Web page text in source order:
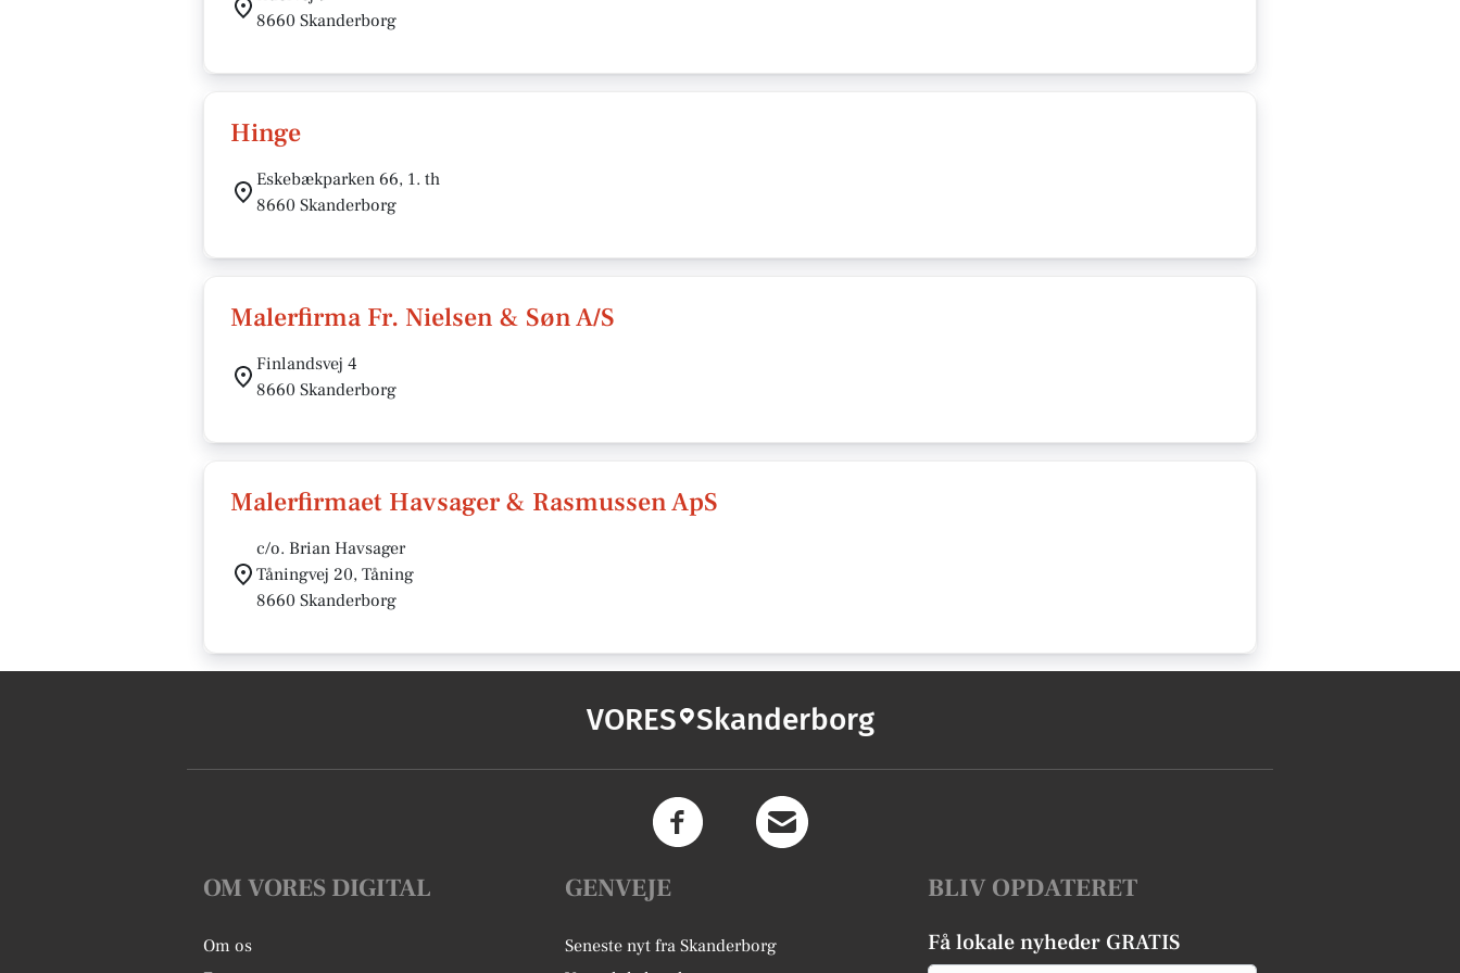
8660 Skanderborg
Hinge
Eskebækparken 66, 1. th
8660 Skanderborg
Malerfirma Fr. Nielsen & Søn A/S
Finlandsvej 4
8660 Skanderborg
Malerfirmaet Havsager & Rasmussen ApS
c/o. Brian Havsager
Tåningvej 20, Tåning
8660 Skanderborg
VORES Skanderborg
OM VORES DIGITAL
Om os
GENVEJE
Seneste nyt fra Skanderborg
BLIV OPDATERET
Få lokale nyheder GRATIS